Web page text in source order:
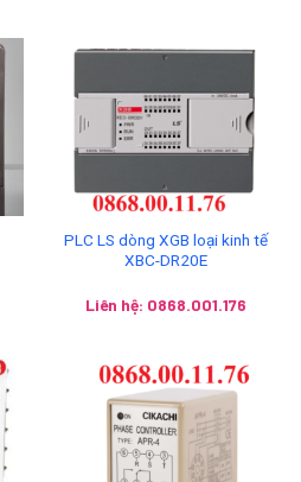
PLC LS dòng XGB loại kinh tế
XBC-DR20E
Liên hệ: 0868.001.176